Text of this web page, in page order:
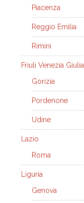
Piacenza
Reggio Emilia
Rimini
Friuli Venezia Giulia
Gorizia
Pordenone
Udine
Lazio
Roma
Liguria
Genova